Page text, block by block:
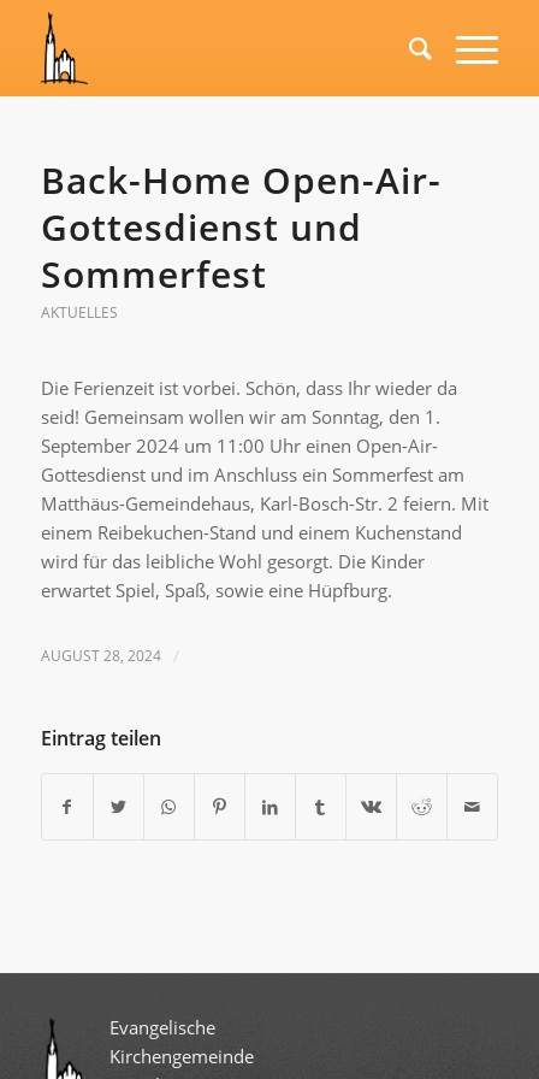
Back-Home Open-Air-
Gottesdienst und
Sommerfest
AKTUELLES
Die Ferienzeit ist vorbei. Schön, dass Ihr wieder da
seid! Gemeinsam wollen wir am Sonntag, den 1.
September 2024 um 11:00 Uhr einen Open-Air-
Gottesdienst und im Anschluss ein Sommerfest am
Matthäus-Gemeindehaus, Karl-Bosch-Str. 2 feiern. Mit
einem Reibekuchen-Stand und einem Kuchenstand
wird für das leibliche Wohl gesorgt. Die Kinder
erwartet Spiel, Spaß, sowie eine Hüpfburg.
AUGUST 28, 2024 /
Eintrag teilen
Evangelische
Kirchengemeinde